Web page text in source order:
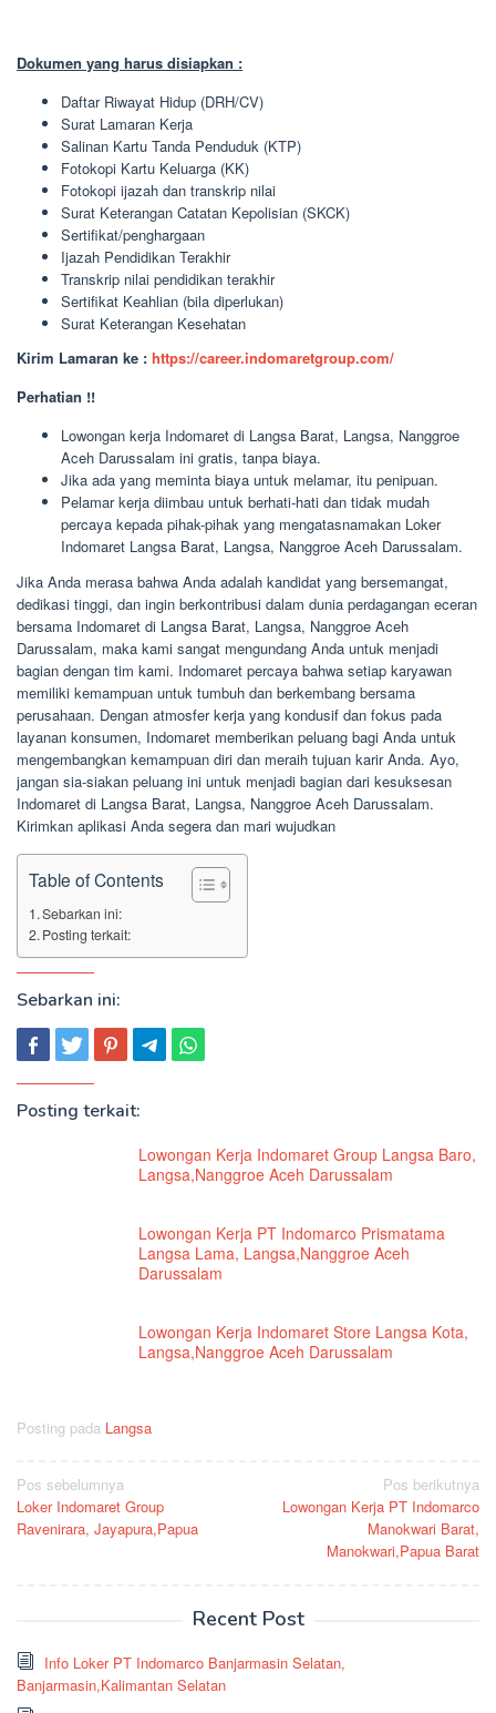
Dokumen yang harus disiapkan :
Daftar Riwayat Hidup (DRH/CV)
Surat Lamaran Kerja
Salinan Kartu Tanda Penduduk (KTP)
Fotokopi Kartu Keluarga (KK)
Fotokopi ijazah dan transkrip nilai
Surat Keterangan Catatan Kepolisian (SKCK)
Sertifikat/penghargaan
Ijazah Pendidikan Terakhir
Transkrip nilai pendidikan terakhir
Sertifikat Keahlian (bila diperlukan)
Surat Keterangan Kesehatan
Kirim Lamaran ke : https://career.indomaretgroup.com/
Perhatian !!
Lowongan kerja Indomaret di Langsa Barat, Langsa, Nanggroe
Aceh Darussalam ini gratis, tanpa biaya.
Jika ada yang meminta biaya untuk melamar, itu penipuan.
Pelamar kerja diimbau untuk berhati-hati dan tidak mudah
percaya kepada pihak-pihak yang mengatasnamakan Loker
Indomaret Langsa Barat, Langsa, Nanggroe Aceh Darussalam.
Jika Anda merasa bahwa Anda adalah kandidat yang bersemangat,
dedikasi tinggi, dan ingin berkontribusi dalam dunia perdagangan eceran
bersama Indomaret di Langsa Barat, Langsa, Nanggroe Aceh
Darussalam, maka kami sangat mengundang Anda untuk menjadi
bagian dengan tim kami. Indomaret percaya bahwa setiap karyawan
memiliki kemampuan untuk tumbuh dan berkembang bersama
perusahaan. Dengan atmosfer kerja yang kondusif dan fokus pada
layanan konsumen, Indomaret memberikan peluang bagi Anda untuk
mengembangkan kemampuan diri dan meraih tujuan karir Anda. Ayo,
jangan sia-siakan peluang ini untuk menjadi bagian dari kesuksesan
Indomaret di Langsa Barat, Langsa, Nanggroe Aceh Darussalam.
Kirimkan aplikasi Anda segera dan mari wujudkan
Table of Contents
Sebarkan ini:
Posting terkait:
Sebarkan ini:
Posting terkait:
Lowongan Kerja Indomaret Group Langsa Baro,
Langsa,Nanggroe Aceh Darussalam
Lowongan Kerja PT Indomarco Prismatama
Langsa Lama, Langsa,Nanggroe Aceh
Darussalam
Lowongan Kerja Indomaret Store Langsa Kota,
Langsa,Nanggroe Aceh Darussalam
Posting pada Langsa
Navigasi
pos
Pos sebelumnya
Loker Indomaret Group
Ravenirara, Jayapura,Papua
Pos berikutnya
Lowongan Kerja PT Indomarco
Manokwari Barat,
Manokwari,Papua Barat
Recent Post
Info Loker PT Indomarco Banjarmasin Selatan,
Banjarmasin,Kalimantan Selatan